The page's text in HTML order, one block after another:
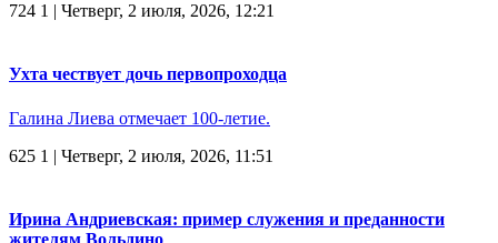
724 1 | Четверг, 2 июля, 2026, 12:21
Ухта чествует дочь первопроходца
Галина Лиева отмечает 100-летие.
625 1 | Четверг, 2 июля, 2026, 11:51
Ирина Андриевская: пример служения и преданности
жителям Вольдино